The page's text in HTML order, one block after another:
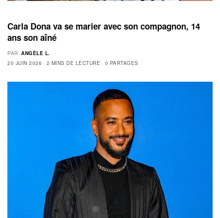
Carla Dona va se marier avec son compagnon, 14
ans son aîné
PAR ANGÈLE L.
20 JUIN 2026
2 MINS DE LECTURE 0 PARTAGES